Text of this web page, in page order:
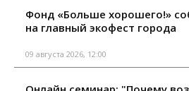
Фонд «Больше хорошего!»
на главный экофест города
09 августа 2026, 12:00